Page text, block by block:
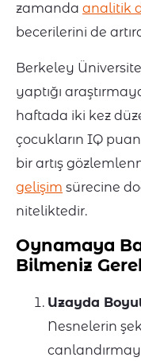
zamanda analitik
becerilerini de
Berkeley
yaptığı
haftada iki kez
çocukların IQ
bir artış
gelişim sürecine
niteliktedir.
Oynamaya
Bilmeniz
Uzayda
Nesnelerin